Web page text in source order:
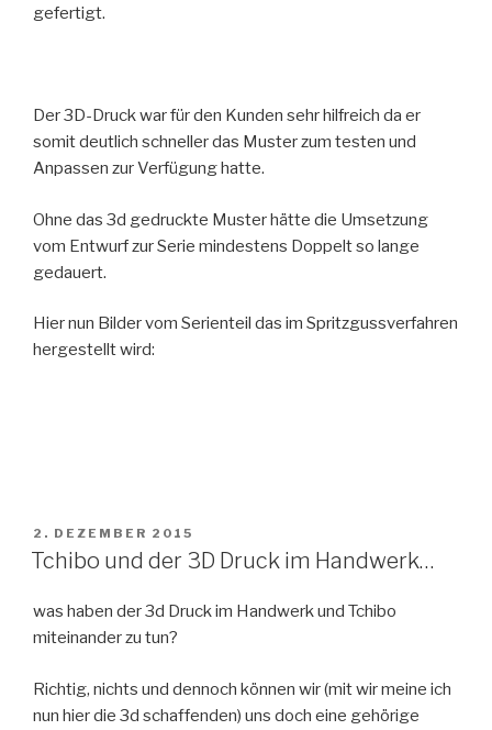
gefertigt.
Der 3D-Druck war für den Kunden sehr hilfreich da er
somit deutlich schneller das Muster zum testen und
Anpassen zur Verfügung hatte.
Ohne das 3d gedruckte Muster hätte die Umsetzung
vom Entwurf zur Serie mindestens Doppelt so lange
gedauert.
Hier nun Bilder vom Serienteil das im Spritzgussverfahren
hergestellt wird:
VERÖFFENTLICHT
AM
2. DEZEMBER 2015
Tchibo und der 3D Druck im Handwerk…
was haben der 3d Druck im Handwerk und Tchibo
miteinander zu tun?
Richtig, nichts und dennoch können wir (mit wir meine ich
nun hier die 3d schaffenden) uns doch eine gehörige